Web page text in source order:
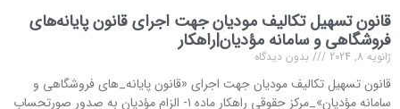
قانون تسهیل تکالیف مودیان جهت اجرای قانون پایانه‌های
فروشگاهی و سامانه مؤدیان|راهکار
ژانویه 8, 2024 بدون دیدگاه
قانون تسهیل تکالیف مودیان جهت اجرای «قانون پایانه_های فروشگاهی و
سامانه مؤدیان»_مرکز حقوقی راهکار ماده ۱- الزام مؤدیان به صدور صورتحساب